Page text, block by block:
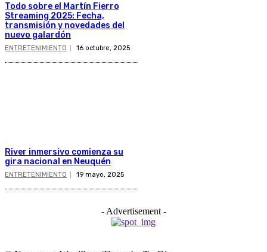
Todo sobre el Martín Fierro
Streaming 2025: Fecha,
transmisión y novedades del
nuevo galardón
ENTRETENIMIENTO 16 octubre, 2025
River inmersivo comienza su
gira nacional en Neuquén
ENTRETENIMIENTO 19 mayo, 2025
- Advertisement -